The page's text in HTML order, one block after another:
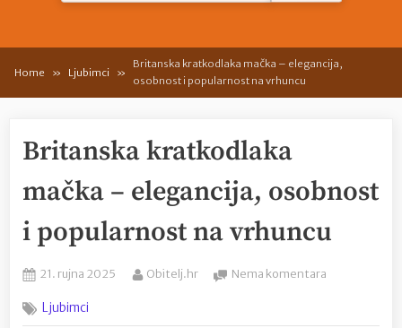
Home Ljubimci
Britanska kratkodlaka mačka – elegancija,
osobnost i popularnost na vrhuncu
Britanska kratkodlaka
mačka – elegancija, osobnost
i popularnost na vrhuncu
Posted
21. rujna 2025 By
Obitelj.hr Nema komentara
Ljubimci